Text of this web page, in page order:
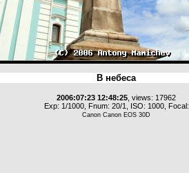
В небеса
2006:07:23 12:48:25 , views: 17962
Exp: 1/1000, Fnum: 20/1, ISO: 1000, Focal:
Canon Canon EOS 30D